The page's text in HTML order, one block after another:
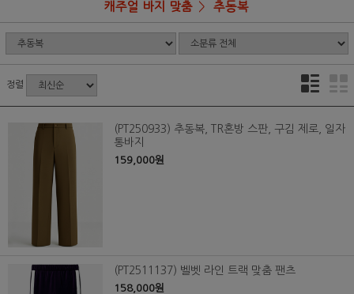
캐주얼 바지 맞춤 추동복
정렬
(PT250933) 추동복, TR혼방 스판, 구김 제로, 일자
통바지
159,000원
(PT2511137) 벨벳 라인 트랙 맞춤 팬츠
158,000원